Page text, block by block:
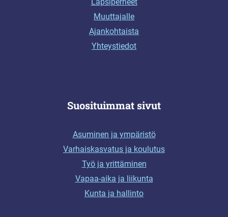
Muuttajalle
Ajankohtaista
Yhteystiedot
Suosituimmat sivut
Asuminen ja ympäristö
Varhaiskasvatus ja koulutus
Työ ja yrittäminen
Vapaa-aika ja liikunta
Kunta ja hallinto